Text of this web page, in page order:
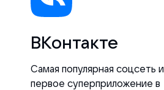
ВКонтакте
Самая популярная соцсеть и
первое суперприложение в